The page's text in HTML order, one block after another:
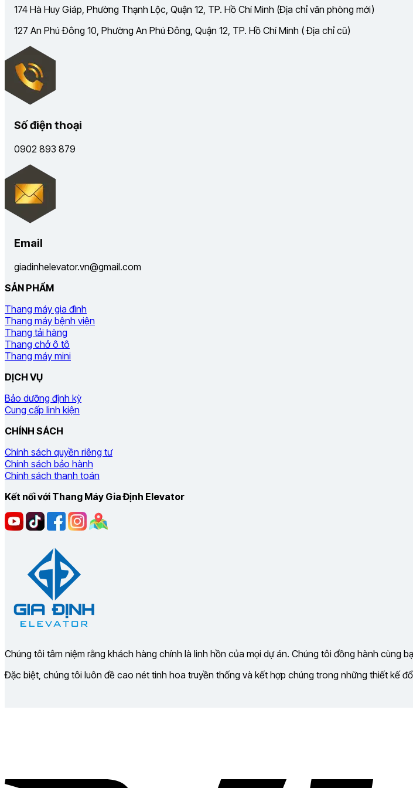
174 Hà Huy Giáp, Phường Thạnh Lộc, Quận 12, TP. Hồ Chí Minh (Địa chỉ văn phòng mới)
127 An Phú Đông 10, Phường An Phú Đông, Quận 12, TP. Hồ Chí Minh ( Địa chỉ cũ)
Số điện thoại
0902 893 879
Email
giadinhelevator.vn@gmail.com
SẢN PHẨM
Thang máy gia đình
Thang máy bệnh viện
Thang tải hàng
Thang chở ô tô
Thang máy mini
DỊCH VỤ
Bảo dưỡng định kỳ
Cung cấp linh kiện
CHÍNH SÁCH
Chính sách quyền riêng tư
Chính sách bảo hành
Chính sách thanh toán
Kết nối với Thang Máy Gia Định Elevator
Chúng tôi tâm niệm rằng khách hàng chính là linh hồn của mọi dự án. Chúng tôi đồng hành cùng
Đặc biệt, chúng tôi luôn đề cao nét tinh hoa truyền thống và kết hợp chúng trong những thiết kế